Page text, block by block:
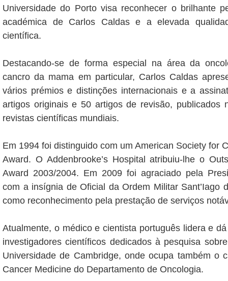
Universidade do Porto visa reconhecer o brilhante
académica de Carlos Caldas e a elevada
científica.
Destacando-se de forma especial na área da
cancro da mama em particular, Carlos Caldas
vários prémios e distinções internacionais e a
artigos originais e 50 artigos de revisão, publicados
revistas científicas mundiais.
Em 1994 foi distinguido com um American Society for
Award. O Addenbrooke’s Hospital atribuiu-lhe o
Award 2003/2004. Em 2009 foi agraciado pela
com a insígnia de Oficial da Ordem Militar Sant’Iago
como reconhecimento pela prestação de serviços
Atualmente, o médico e cientista português lidera e
investigadores científicos dedicados à pesquisa
Universidade de Cambridge, onde ocupa também o
Cancer Medicine do Departamento de Oncologia.